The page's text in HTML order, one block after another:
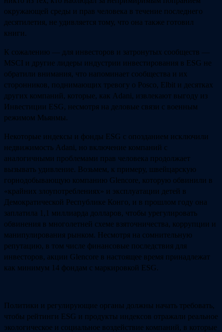
окружающей среды и прав человека в течение последнего
десятилетия, не удивляется тому, что она также готовил
книги.
К сожалению — для инвесторов и затронутых сообществ —
MSCI и другие лидеры индустрии инвестирования в ESG не
обратили внимания, что напоминает сообщества и их
сторонников, поднимающих тревогу о Posco, Elbit и десятках
других компаний, которые, как Adani, извлекают выгоду из
Инвестиции ESG, несмотря на деловые связи с военным
режимом Мьянмы.
Некоторые индексы и фонды ESG с опозданием исключили
недвижимость Adani, но включение компаний с
аналогичными проблемами прав человека продолжает
вызывать удивление. Возьмем, к примеру, швейцарскую
горнодобывающую компанию Glencore, которую обвинили в
«крайних злоупотреблениях» и эксплуатации детей в
Демократической Республике Конго, и в прошлом году она
заплатила 1,1 миллиарда долларов, чтобы урегулировать
обвинения в многолетней схеме взяточничества, коррупции и
манипулирования рынком. Несмотря на сомнительную
репутацию, в том числе финансовые последствия для
инвесторов, акции Glencore в настоящее время принадлежат
как минимум 14 фондам с маркировкой ESG.
Политики и регулирующие органы должны начать требовать,
чтобы рейтинги ESG и продукты индексов отражали реальное
экологическое и социальное воздействие компаний, в которые